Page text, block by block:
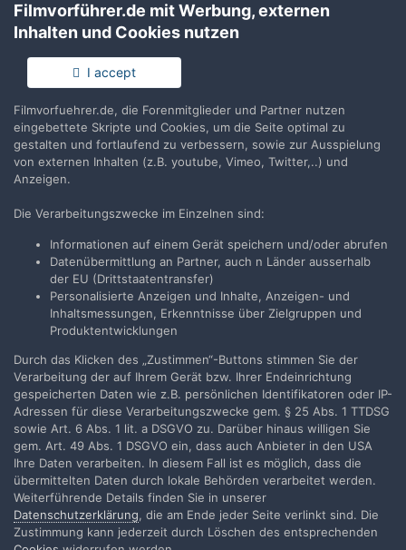
Du hast bereits ein Benutzerkonto? Melde Dich hier an.
Jetzt anmelden
Teilen Folgen
Zur Themenübersicht
Filmvorführer.de via Google durchsuchen:
Sprache
Impressum / Datenschutzerklärung
Nutzungsbedingungen
Realisierung: IN-Solution
Powered by Invision Community
Filmvorführer.de mit Werbung, externen
Inhalten und Cookies nutzen
I accept
Filmvorfuehrer.de, die Forenmitglieder und Partner nutzen
eingebettete Skripte und Cookies, um die Seite optimal zu
gestalten und fortlaufend zu verbessern, sowie zur Ausspielung
von externen Inhalten (z.B. youtube, Vimeo, Twitter,..) und
Anzeigen.
Die Verarbeitungszwecke im Einzelnen sind:
Informationen auf einem Gerät speichern und/oder abrufen
Datenübermittlung an Partner, auch n Länder ausserhalb
der EU (Drittstaatentransfer)
Personalisierte Anzeigen und Inhalte, Anzeigen- und
Inhaltsmessungen, Erkenntnisse über Zielgruppen und
Produktentwicklungen
Durch das Klicken des „Zustimmen“-Buttons stimmen Sie der
Verarbeitung der auf Ihrem Gerät bzw. Ihrer Endeinrichtung
gespeicherten Daten wie z.B. persönlichen Identifikatoren oder IP-
Adressen für diese Verarbeitungszwecke gem. § 25 Abs. 1 TTDSG
sowie Art. 6 Abs. 1 lit. a DSGVO zu. Darüber hinaus willigen Sie
gem. Art. 49 Abs. 1 DSGVO ein, dass auch Anbieter in den USA
Ihre Daten verarbeiten. In diesem Fall ist es möglich, dass die
übermittelten Daten durch lokale Behörden verarbeitet werden.
Weiterführende Details finden Sie in unserer
Datenschutzerklärung, die am Ende jeder Seite verlinkt sind. Die
Zustimmung kann jederzeit durch Löschen des entsprechenden